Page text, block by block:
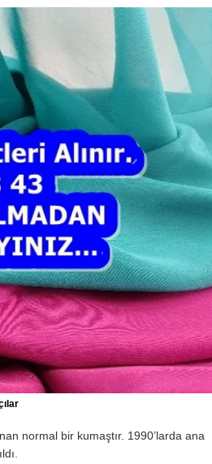
normal bir kumaştır. 1990’larda ana